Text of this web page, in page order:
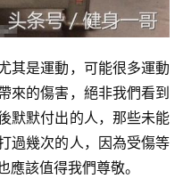
其是運動，可能很多運動
來的傷害，絕非我們看到
默默付出的人，那些未能
過幾次的人，因為受傷等
該值得我們尊敬。